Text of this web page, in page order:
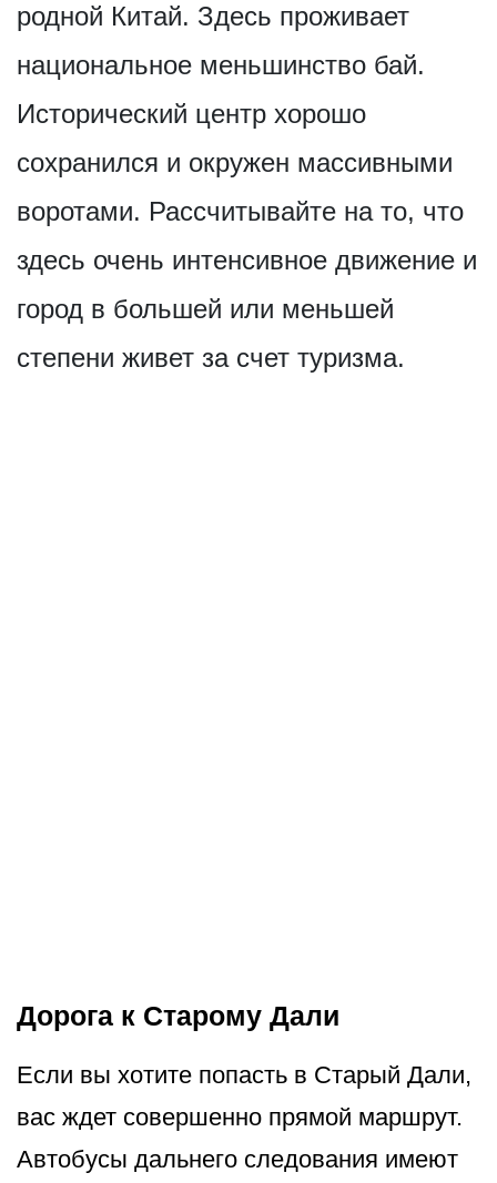
родной Китай. Здесь проживает
национальное меньшинство бай.
Исторический центр хорошо
сохранился и окружен массивными
воротами. Рассчитывайте на то, что
здесь очень интенсивное движение и
город в большей или меньшей
степени живет за счет туризма.
Дорога к Старому Дали
Если вы хотите попасть в Старый Дали,
вас ждет совершенно прямой маршрут.
Автобусы дальнего следования имеют